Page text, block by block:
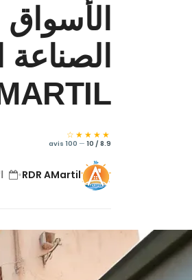
★★★★☆
8.9 / 10
—
100 avis
RDR AMartil
•